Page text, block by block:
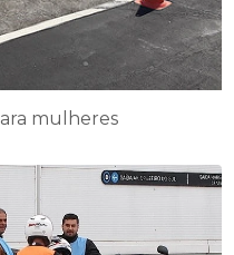
mulheres